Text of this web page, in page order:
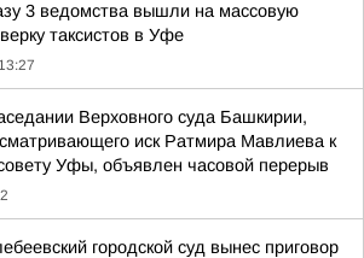
3 ведомства вышли на массовую
таксистов в Уфе
13:27
Верховного суда Башкирии,
иск Ратмира Мавлиева к
Уфы, объявлен часовой перерыв
городской суд вынес приговор